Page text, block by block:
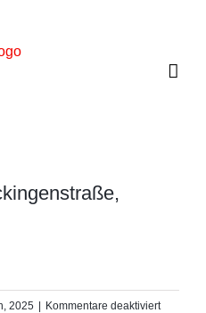
2025 | Kommentare deaktiviertfür